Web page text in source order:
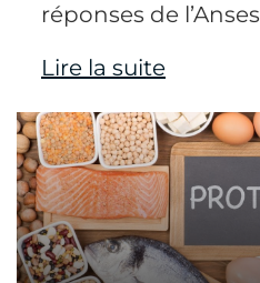
réponses de l’Anses
Lire la suite